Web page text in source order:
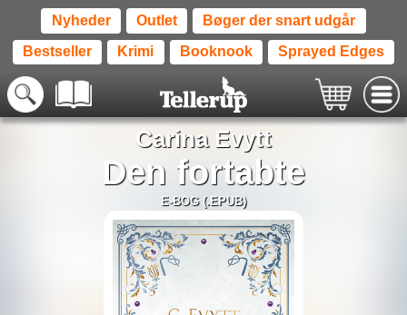
Nyheder Outlet Bøger der snart udgår
Bestseller Krimi Booknook Sprayed Edges
Carina Evytt
Den fortabte
E-BOG (.EPUB)